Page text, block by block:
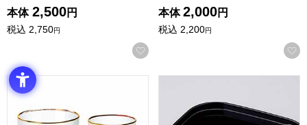
本体 2,500円
税込 2,750円
お気に入りに登録する
本体 2,000円
税込 2,200円
Cheers 飲み比べセット ミニ [CH-2052A]【年間ギフト】